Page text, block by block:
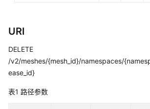
践
API
参
考
使
URI
DELETE
/v2/meshes/{mesh_id}/namespaces/
ease_id}
表1 路径参数